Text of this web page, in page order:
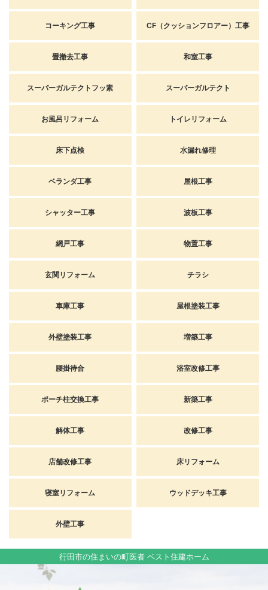
コーキング工事 CF（クッションフロアー）工事
畳撤去工事 和室工事
スーパーガルテクトフッ素 スーパーガルテクト
お風呂リフォーム トイレリフォーム
床下点検 水漏れ修理
ベランダ工事 屋根工事
シャッター工事 波板工事
網戸工事 物置工事
玄関リフォーム チラシ
車庫工事 屋根塗装工事
外壁塗装工事 増築工事
腰掛待合 浴室改修工事
ポーチ柱交換工事 新築工事
解体工事 改修工事
店舗改修工事 床リフォーム
寝室リフォーム ウッドデッキ工事
外壁工事
行田市の住まいの町医者 ベスト住建ホーム